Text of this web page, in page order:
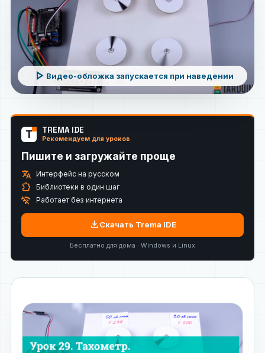
play_arrow Видео-обложка запускается при наведении
T TREMA IDE
Рекомендуем для уроков
Пишите и загружайте проще
translate Интерфейс на русском
extension Библиотеки в один шаг
wifi_off Работает без интернета
downloadСкачать Trema IDE
Бесплатно для дома · Windows и Linux